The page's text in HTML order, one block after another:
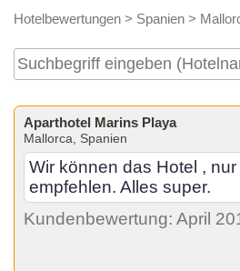
Hotelbewertungen > Spanien >
Aparthotel Marins Playa
Mallorca, Spanien
Wir können das Hotel ,
empfehlen. Alles super.
Kundenbewertung: April